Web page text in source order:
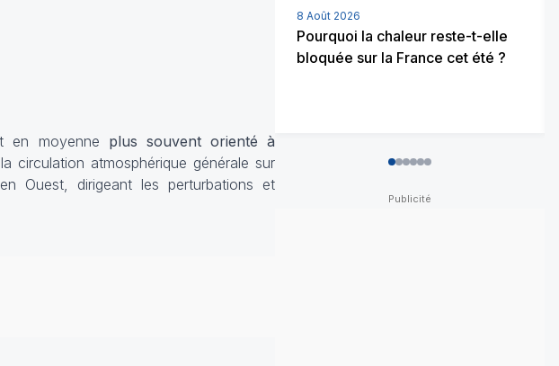
en moyenne plus souvent orienté à
circulation atmosphérique générale sur
Ouest, dirigeant les perturbations et
8 Août 2026
Pourquoi la chaleur reste-t-elle
bloquée sur la France cet été ?
012345